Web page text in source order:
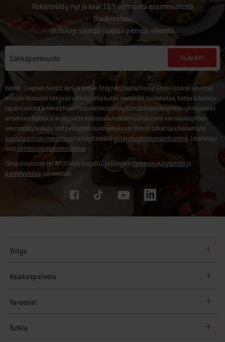
Rekisteröidy nyt ja saat 10 % alennusta ensimmäisestä
tilauksestasi.
Uutiskirje saattaa saapua pienellä viiveellä.
Sähköpostiosoite TILAA NYT
Weber-Stephen Nordic ApS ja Weber-Stephen Deutschland GmbH saavat lähettää
minulle Weberiin liittyvää sähköpostia kuten reseptejä, tuotetietoa, tietoa tulevista
tapahtumista ja tehdä kuluttajatutkimusta käyttämällä rekisteröinnin yhteydessä
antamiani tietoja ja analysoida vuorovaikutustani uutiskirjeen kanssa käyttäen
seurantatyökaluja. Voit peruuttaa suostumuksesi milloin tahansa klikkaamalla
peruuta uutiskirjeen tilaustai käyttämälläyhteydenottolomakettamme. Lisätietoja
saattietosuojaselosteestamme.
Tämä sivusto on reCAPTCHAlla suojattu, ja Googlentietosuojakäytäntöä ja
palveluehtoja sovelletaan.
Yritys
Asiakaspalvelu
Varaosat
Tutkia